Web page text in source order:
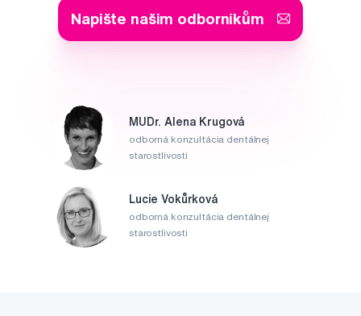
Napište našim odborníkům
MUDr. Alena Krugová
odborná konzultácia dentálnej
starostlivosti
Lucie Vokůrková
odborná konzultácia dentálnej
starostlivosti